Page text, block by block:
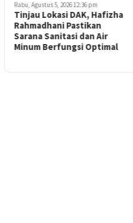
Rabu, Agustus 5, 2026 12:36 pm
Tinjau Lokasi DAK, Hafizha
Rahmadhani Pastikan
Sarana Sanitasi dan Air
Minum Berfungsi Optimal